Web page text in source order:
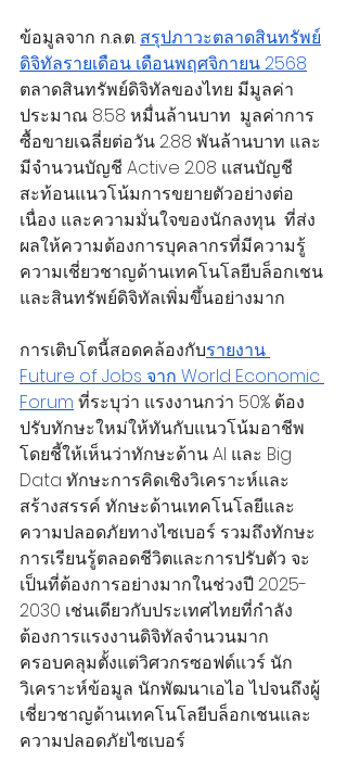
ข้อมูลจาก ก.ล.ต. สรุปภาวะตลาดสินทรัพย์
ดิจิทัลรายเดือน เดือนพฤศจิกายน 2568
ตลาดสินทรัพย์ดิจิทัลของไทย มีมูลค่า
ประมาณ 8.58 หมื่นล้านบาท  มูลค่าการ
ซื้อขายเฉลี่ยต่อวัน 2.88 พันล้านบาท และ
มีจำนวนบัญชี Active 2.08 แสนบัญชี
สะท้อนแนวโน้มการขยายตัวอย่างต่อ
เนื่อง และความมั่นใจของนักลงทุน  ที่ส่ง
ผลให้ความต้องการบุคลากรที่มีความรู้
ความเชี่ยวชาญด้านเทคโนโลยีบล็อกเชน
และสินทรัพย์ดิจิทัลเพิ่มขึ้นอย่างมาก
การเติบโตนี้สอดคล้องกับรายงาน
Future of Jobs จาก World Economic
Forum ที่ระบุว่า แรงงานกว่า 50% ต้อง
ปรับทักษะใหม่ให้ทันกับแนวโน้มอาชีพ
โดยชี้ให้เห็นว่าทักษะด้าน AI และ Big
Data ทักษะการคิดเชิงวิเคราะห์และ
สร้างสรรค์ ทักษะด้านเทคโนโลยีและ
ความปลอดภัยทางไซเบอร์ รวมถึงทักษะ
การเรียนรู้ตลอดชีวิตและการปรับตัว จะ
เป็นที่ต้องการอย่างมากในช่วงปี 2025-
2030 เช่นเดียวกับประเทศไทยที่กำลัง
ต้องการแรงงานดิจิทัลจำนวนมาก
ครอบคลุมตั้งแต่วิศวกรซอฟต์แวร์ นัก
วิเคราะห์ข้อมูล นักพัฒนาเอไอ ไปจนถึงผู้
เชี่ยวชาญด้านเทคโนโลยีบล็อกเชนและ
ความปลอดภัยไซเบอร์